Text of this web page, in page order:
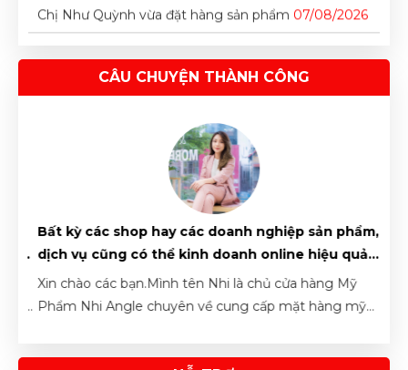
tìm...
Chị Như Quỳnh vừa đặt hàng sản phẩm 07/08/2026
07/08/2026
Chị Đỗ Thị Mỹ Linh vừa đặt lịch tư vấn
Chị Nguyễn Thị Thanh Trúc vừa đặt hàng sản phẩm
07/08/2026
Chị Trần Thị Hà Vy vừa đặt hàng sản phẩm
07/08/2026
Anh Nguyên Thanh Long vừa đặt hàng sản phẩm
CÂU CHUYỆN THÀNH CÔNG
Bất kỳ các shop hay các doanh nghiệp sản phẩm,
dịch vụ cũng có thể kinh doanh online hiệu quả
nhờ vào CÔNG CỤ này!!
Xin chào các bạn.Mình tên Nhi là chủ cửa hàng Mỹ
Phẩm Nhi Angle chuyên về cung cấp mặt hàng mỹ